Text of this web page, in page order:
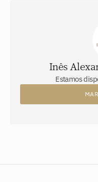
Inês
Estamos